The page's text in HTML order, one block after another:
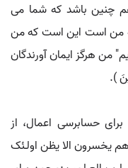
چنین باشد که شما می
من است این است که من
من هرگز ایمان آورندگان
).
حسابرسی اعمال، از
یخسرون الا یظن اولـئک